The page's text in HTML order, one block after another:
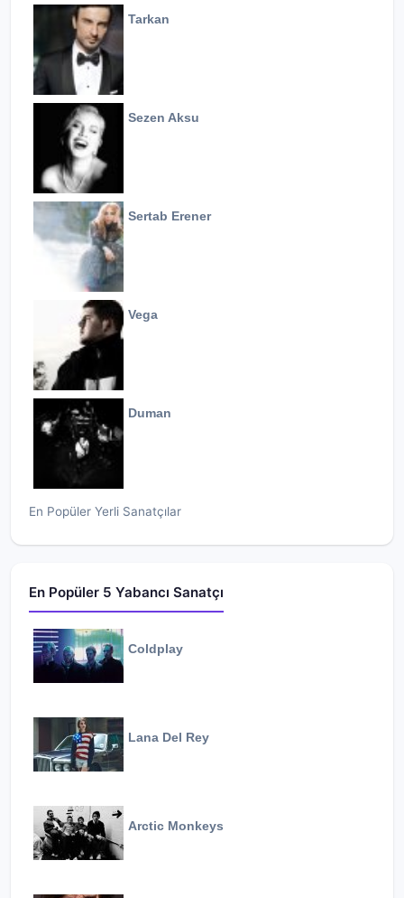
Tarkan
Sezen Aksu
Sertab Erener
Vega
Duman
En Popüler Yerli Sanatçılar
En Popüler 5 Yabancı Sanatçı
Coldplay
Lana Del Rey
Arctic Monkeys